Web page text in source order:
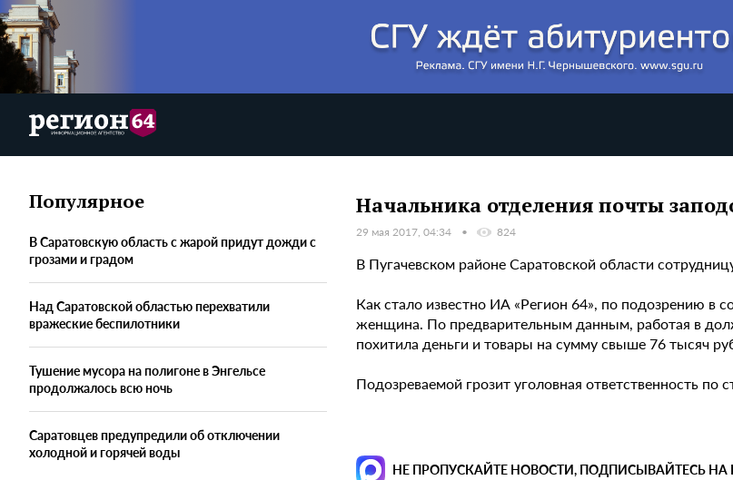
Популярное
В Саратовскую область с жарой придут дожди с
грозами и градом
Над Саратовской областью перехватили
вражеские беспилотники
Тушение мусора на полигоне в Энгельсе
продолжалось всю ночь
Саратовцев предупредили об отключении
холодной и горячей воды
Начальника отделения почты
29 мая 2017, 04:34 824
В Пугачевском районе Саратовской области
Как стало известно ИА «Регион 64», по подозрению в
женщина. По предварительным данным, работая в
похитила деньги и товары на сумму свыше 76 тысяч
Подозреваемой грозит уголовная ответственность по
НЕ ПРОПУСКАЙТЕ НОВОСТИ, ПОДПИСЫВАЙТЕСЬ НА